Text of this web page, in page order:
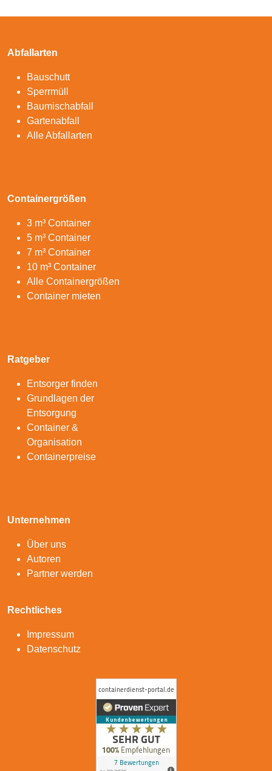
Abfallarten
Bauschutt
Sperrmüll
Baumischabfall
Gartenabfall
Alle Abfallarten
Containergrößen
3 m³ Container
5 m³ Container
7 m³ Container
10 m³ Container
Alle Containergrößen
Container mieten
Ratgeber
Entsorger finden
Grundlagen der
Entsorgung
Container &
Organisation
Containerpreise
Unternehmen
Über uns
Autoren
Partner werden
Rechtliches
Impressum
Datenschutz